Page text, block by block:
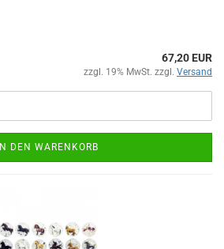
67,20 EUR
zzgl. 19% MwSt. zzgl. Versand
IN DEN WARENKORB